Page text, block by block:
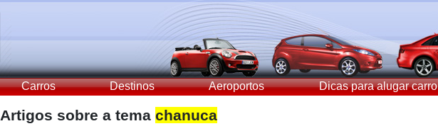
Carros Destinos Aeroportos Dicas para alugar carro
Artigos sobre a temachanuca